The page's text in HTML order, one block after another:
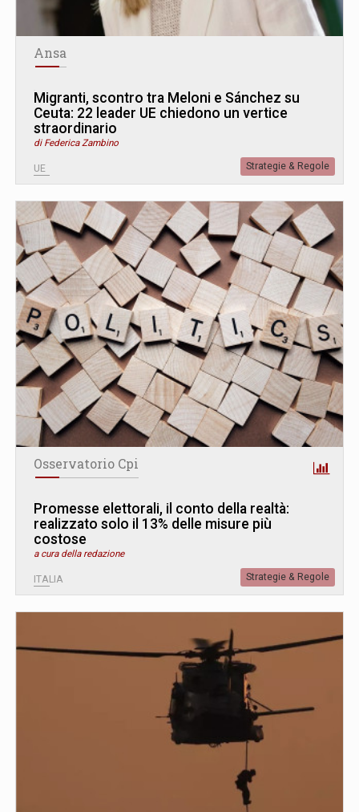
Ansa
Migranti, scontro tra Meloni e Sánchez su
Ceuta: 22 leader UE chiedono un vertice
straordinario
di Federica Zambino
UE Strategie & Regole
Osservatorio Cpi
Promesse elettorali, il conto della realtà:
realizzato solo il 13% delle misure più
costose
a cura della redazione
ITALIA Strategie & Regole